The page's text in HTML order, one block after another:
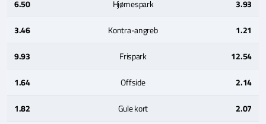
6.50 Hjørnespark 3.93
3.46 Kontra-angreb 1.21
9.93 Frispark 12.54
1.64 Offside 2.14
1.82 Gule kort 2.07